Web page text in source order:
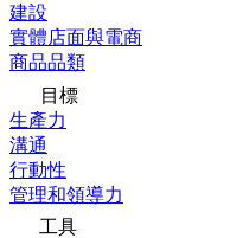
建設
實體店面與電商
商品品類
目標
生產力
溝通
行動性
管理和領導力
工具